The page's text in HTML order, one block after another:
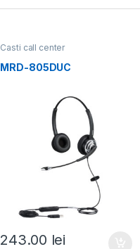
Casti call center
MRD-805DUC
243.00 lei